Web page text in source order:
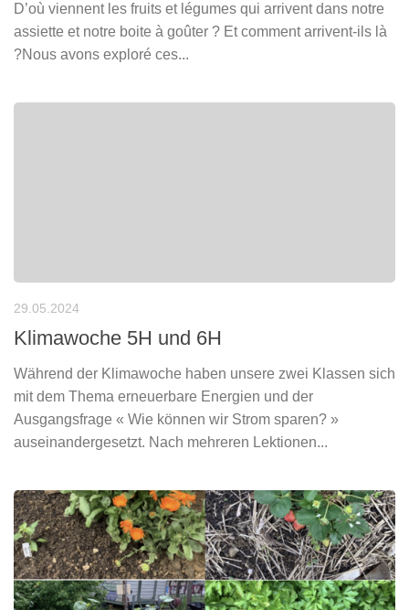
D’où viennent les fruits et légumes qui arrivent dans notre
assiette et notre boite à goûter ? Et comment arrivent-ils là
?Nous avons exploré ces...
29.05.2024
Klimawoche 5H und 6H
Während der Klimawoche haben unsere zwei Klassen sich
mit dem Thema erneuerbare Energien und der
Ausgangsfrage « Wie können wir Strom sparen? »
auseinandergesetzt. Nach mehreren Lektionen...